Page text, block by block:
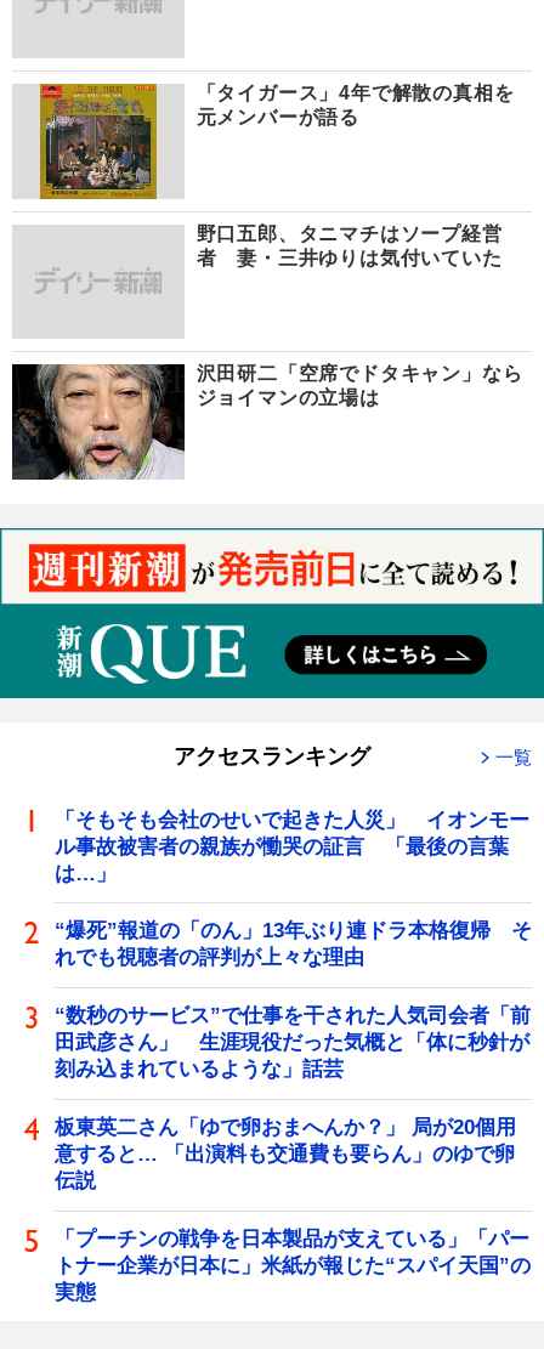
「タイガース」4年で解散の真相を
元メンバーが語る
野口五郎、タニマチはソープ経営
者 妻・三井ゆりは気付いていた
沢田研二「空席でドタキャン」なら
ジョイマンの立場は
アクセスランキング 一覧
「そもそも会社のせいで起きた人災」 イオンモー
ル事故被害者の親族が慟哭の証言 「最後の言葉
は…」
“爆死”報道の「のん」13年ぶり連ドラ本格復帰 そ
れでも視聴者の評判が上々な理由
“数秒のサービス”で仕事を干された人気司会者「前
田武彦さん」 生涯現役だった気概と「体に秒針が
刻み込まれているような」話芸
板東英二さん「ゆで卵おまへんか？」 局が20個用
意すると… 「出演料も交通費も要らん」のゆで卵
伝説
「プーチンの戦争を日本製品が支えている」「パー
トナー企業が日本に」米紙が報じた“スパイ天国”の
実態